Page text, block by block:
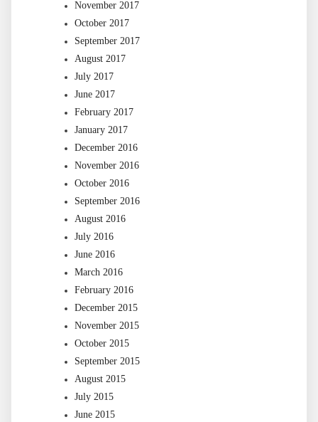
November 2017
October 2017
September 2017
August 2017
July 2017
June 2017
February 2017
January 2017
December 2016
November 2016
October 2016
September 2016
August 2016
July 2016
June 2016
March 2016
February 2016
December 2015
November 2015
October 2015
September 2015
August 2015
July 2015
June 2015